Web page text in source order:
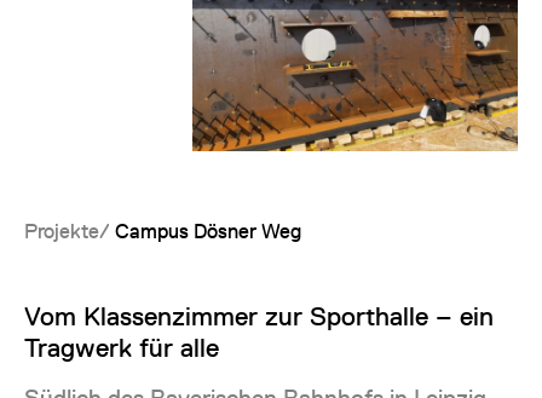
Projekte Campus Dösner Weg
Vom Klassenzimmer zur Sporthalle – ein
Tragwerk für alle